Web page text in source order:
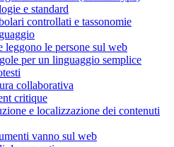
e standard
controllati e tassonomie
leggono le persone sul web
per un linguaggio semplice
collaborativa
critique
e localizzazione dei contenuti
vanno sul web